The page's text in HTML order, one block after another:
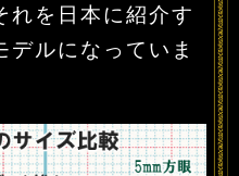
れを日本に紹介す
デルになっていま